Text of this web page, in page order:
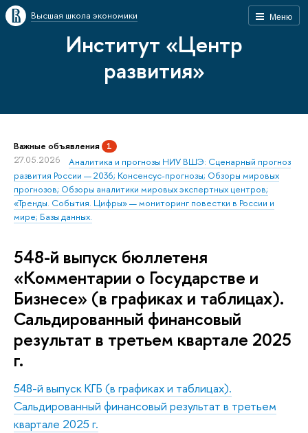
Меню
Высшая школа экономики
Институт «Центр
развития»
Важные объявления 1
27.05.2026
Аналитика и прогнозы НИУ ВШЭ: Сценарный прогноз
развития России — 2036; Консенсус-прогнозы; Обзоры мировых
прогнозов; Обзоры аналитики мировых экспертных центров;
«Тренды. События. Цифры» — мониторинг повестки в России и
мире; Базы данных.
548-й выпуск бюллетеня
«Комментарии о Государстве и
Бизнесе» (в графиках и таблицах).
Сальдированный финансовый
результат в третьем квартале 2025
г.
548-й выпуск КГБ (в графиках и таблицах).
Сальдированный финансовый результат в третьем
квартале 2025 г.